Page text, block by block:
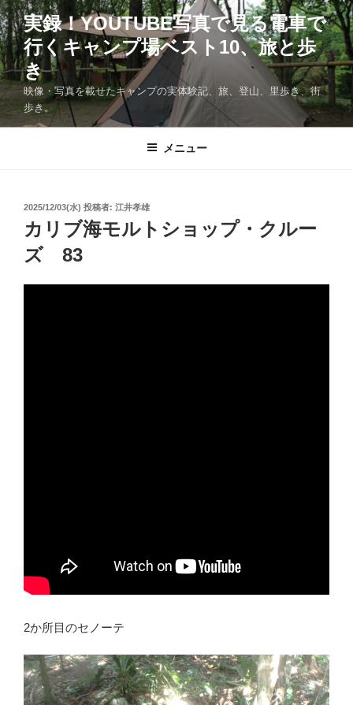
コ
ン
テ
ン
ツ
へ
ス
実録！YOUTUBE写真で見る電車で
行くキャンプ場ベスト10、旅と歩
き
映像・写真を載せたキャンプの実体験記、旅、登山、里歩き、街
歩き。
メニュー
投
日:
2025/12/03(水) 投稿者: 江井孝雄
カリブ海モルトショップ・クルー
ズ 83
2か所目のセノーテ